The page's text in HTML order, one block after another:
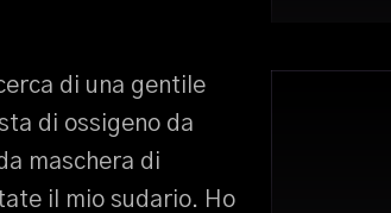
di una gentile
di ossigeno da
maschera di
il mio sudario. Ho